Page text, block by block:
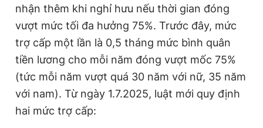
nhận thêm khi nghỉ hưu nếu thời gian đóng
vượt mức tối đa hưởng 75%. Trước đây, mức
trợ cấp một lần là 0,5 tháng mức bình quân
tiền lương cho mỗi năm đóng vượt mốc 75%
(tức mỗi năm vượt quá 30 năm với nữ, 35 năm
với nam). Từ ngày 1.7.2025, luật mới quy định
hai mức trợ cấp: